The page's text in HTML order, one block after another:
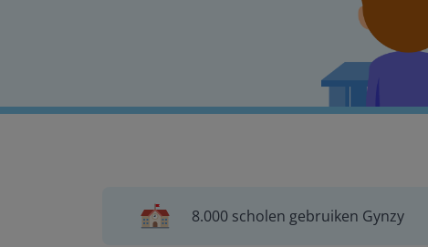
8.000 scholen gebruiken Gynzy